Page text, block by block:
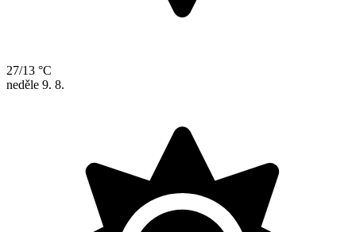
27/13 °C
neděle 9. 8.